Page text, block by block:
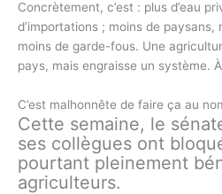
Concrètement, c’est : plus d’eau
d’importations ; moins de paysans,
moins de garde-fous. Une
pays, mais engraisse un système.
C’est malhonnête de faire ça au
Cette semaine, le
ses collègues ont
pourtant pleinement
agriculteurs.